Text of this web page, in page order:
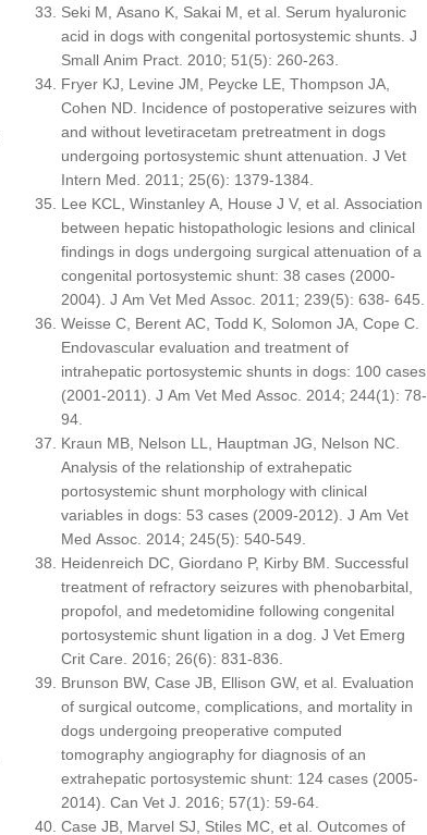
Seki M, Asano K, Sakai M, et al. Serum hyaluronic
acid in dogs with congenital portosystemic shunts. J
Small Anim Pract. 2010; 51(5): 260-263.
Fryer KJ, Levine JM, Peycke LE, Thompson JA,
Cohen ND. Incidence of postoperative seizures with
and without levetiracetam pretreatment in dogs
undergoing portosystemic shunt attenuation. J Vet
Intern Med. 2011; 25(6): 1379-1384.
Lee KCL, Winstanley A, House J V, et al. Association
between hepatic histopathologic lesions and clinical
findings in dogs undergoing surgical attenuation of a
congenital portosystemic shunt: 38 cases (2000-
2004). J Am Vet Med Assoc. 2011; 239(5): 638- 645.
Weisse C, Berent AC, Todd K, Solomon JA, Cope C.
Endovascular evaluation and treatment of
intrahepatic portosystemic shunts in dogs: 100 cases
(2001-2011). J Am Vet Med Assoc. 2014; 244(1): 78-
94.
Kraun MB, Nelson LL, Hauptman JG, Nelson NC.
Analysis of the relationship of extrahepatic
portosystemic shunt morphology with clinical
variables in dogs: 53 cases (2009-2012). J Am Vet
Med Assoc. 2014; 245(5): 540-549.
Heidenreich DC, Giordano P, Kirby BM. Successful
treatment of refractory seizures with phenobarbital,
propofol, and medetomidine following congenital
portosystemic shunt ligation in a dog. J Vet Emerg
Crit Care. 2016; 26(6): 831-836.
Brunson BW, Case JB, Ellison GW, et al. Evaluation
of surgical outcome, complications, and mortality in
dogs undergoing preoperative computed
tomography angiography for diagnosis of an
extrahepatic portosystemic shunt: 124 cases (2005-
2014). Can Vet J. 2016; 57(1): 59-64.
Case JB, Marvel SJ, Stiles MC, et al. Outcomes of